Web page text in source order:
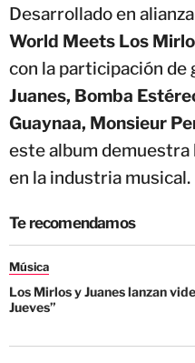
Desarrollado en
World Meets Los
con la participación
Juanes, Bomba
Guaynaa, Monsieur
este album demuestra
en la industria musical.
Te recomendamos
Música
Los Mirlos y Juanes lanzan
Jueves”